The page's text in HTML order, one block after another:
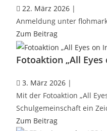
22. März 2026 |
Anmeldung unter
Zum Beitrag
Fotoaktion „All Eyes
3. März 2026 |
Mit der Fotoaktion „All
Schulgemeinschaft ein
Zum Beitrag